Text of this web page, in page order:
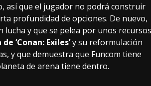
así que el jugador no podrá construir
profundidad de opciones. De nuevo,
lucha y que se pelea por unos recursos
‘Conan: Exiles’y su reformulación
y que demuestra que Funcom tiene
de arena tiene dentro.